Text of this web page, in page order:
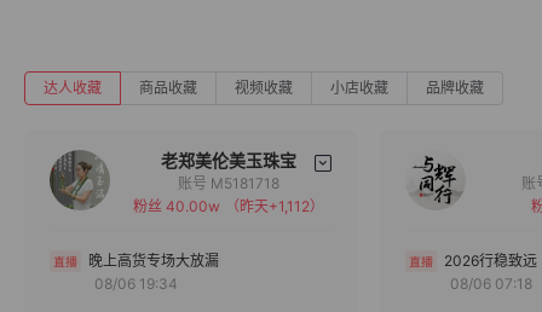
达人收藏 商品收藏 视频收藏 小店收藏 品牌收藏
老郑美伦美玉珠宝
备注
分组
账号 M5181718
粉丝 40.00w
（昨天+1,112）
晚上高货专场大放漏
08/06 19:34
2026行稳致远
08/06 07:18